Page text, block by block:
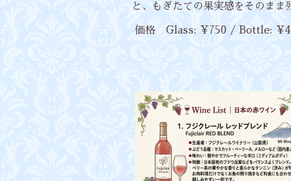
と、もぎたての果実感をそのまま
価格 Glass: ¥750 / Bottle: